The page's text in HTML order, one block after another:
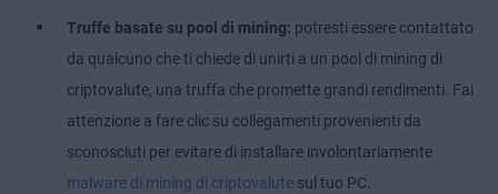
Truffe basate su pool di mining: potresti essere contattato
da qualcuno che ti chiede di unirti a un pool di mining di
criptovalute, una truffa che promette grandi rendimenti. Fai
attenzione a fare clic su collegamenti provenienti da
sconosciuti per evitare di installare involontariamente
malware di mining di criptovalute sul tuo PC.